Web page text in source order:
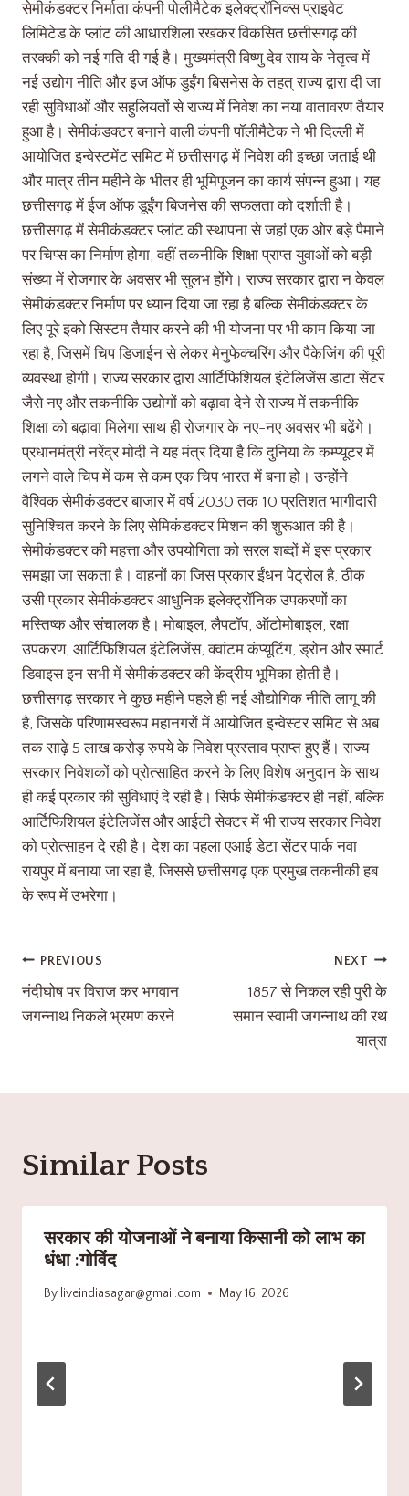
सेमीकंडक्टर निर्माता कंपनी पोलीमैटेक इलेक्ट्रॉनिक्स प्राइवेट
लिमिटेड के प्लांट की आधारशिला रखकर विकसित छत्तीसगढ़ की
तरक्की को नई गति दी गई है। मुख्यमंत्री विष्णु देव साय के नेतृत्व में
नई उद्योग नीति और इज ऑफ डुईंग बिसनेस के तहत् राज्य द्वारा दी जा
रही सुविधाओं और सहुलियतों से राज्य में निवेश का नया वातावरण तैयार
हुआ है। सेमीकंडक्टर बनाने वाली कंपनी पॉलीमैटेक ने भी दिल्ली में
आयोजित इन्वेस्टमेंट समिट में छत्तीसगढ़ में निवेश की इच्छा जताई थी
और मात्र तीन महीने के भीतर ही भूमिपूजन का कार्य संपन्न हुआ। यह
छत्तीसगढ़ में ईज ऑफ डूईंग बिजनेस की सफलता को दर्शाती है।
छत्तीसगढ़ में सेमीकंडक्टर प्लांट की स्थापना से जहां एक ओर बड़े पैमाने
पर चिप्स का निर्माण होगा, वहीं तकनीकि शिक्षा प्राप्त युवाओं को बड़ी
संख्या में रोजगार के अवसर भी सुलभ होंगे। राज्य सरकार द्वारा न केवल
सेमीकंडक्टर निर्माण पर ध्यान दिया जा रहा है बल्कि सेमीकंडक्टर के
लिए पूरे इको सिस्टम तैयार करने की भी योजना पर भी काम किया जा
रहा है, जिसमें चिप डिजाईन से लेकर मेनुफेक्चरिंग और पैकेजिंग की पूरी
व्यवस्था होगी। राज्य सरकार द्वारा आर्टिफिशियल इंटेलिजेंस डाटा सेंटर
जैसे नए और तकनीकि उद्योगों को बढ़ावा देने से राज्य में तकनीकि
शिक्षा को बढ़ावा मिलेगा साथ ही रोजगार के नए-नए अवसर भी बढ़ेंगे।
प्रधानमंत्री नरेंद्र मोदी ने यह मंत्र दिया है कि दुनिया के कम्प्यूटर में
लगने वाले चिप में कम से कम एक चिप भारत में बना हो। उन्होंने
वैश्विक सेमीकंडक्टर बाजार में वर्ष 2030 तक 10 प्रतिशत भागीदारी
सुनिश्चित करने के लिए सेमिकंडक्टर मिशन की शुरूआत की है।
सेमीकंडक्टर की महत्ता और उपयोगिता को सरल शब्दों में इस प्रकार
समझा जा सकता है। वाहनों का जिस प्रकार ईंधन पेट्रोल है, ठीक
उसी प्रकार सेमीकंडक्टर आधुनिक इलेक्ट्रॉनिक उपकरणों का
मस्तिष्क और संचालक है। मोबाइल, लैपटॉप, ऑटोमोबाइल, रक्षा
उपकरण, आर्टिफिशियल इंटेलिजेंस, क्वांटम कंप्यूटिंग, ड्रोन और स्मार्ट
डिवाइस इन सभी में सेमीकंडक्टर की केंद्रीय भूमिका होती है।
छत्तीसगढ़ सरकार ने कुछ महीने पहले ही नई औद्योगिक नीति लागू की
है, जिसके परिणामस्वरूप महानगरों में आयोजित इन्वेस्टर समिट से अब
तक साढ़े 5 लाख करोड़ रुपये के निवेश प्रस्ताव प्राप्त हुए हैं। राज्य
सरकार निवेशकों को प्रोत्साहित करने के लिए विशेष अनुदान के साथ
ही कई प्रकार की सुविधाएं दे रही है। सिर्फ सेमीकंडक्टर ही नहीं, बल्कि
आर्टिफिशियल इंटेलिजेंस और आईटी सेक्टर में भी राज्य सरकार निवेश
को प्रोत्साहन दे रही है। देश का पहला एआई डेटा सेंटर पार्क नवा
रायपुर में बनाया जा रहा है, जिससे छत्तीसगढ़ एक प्रमुख तकनीकी हब
के रूप में उभरेगा।
PREVIOUS
नंदीघोष पर विराज कर भगवान
जगन्नाथ निकले भ्रमण करने
NEXT
1857 से निकल रही पुरी के
समान स्वामी जगन्नाथ की रथ
यात्रा
Similar Posts
सरकार की योजनाओं ने बनाया किसानी को लाभ का
धंधा :गोविंद
By liveindiasagar@gmail.com May 16, 2026